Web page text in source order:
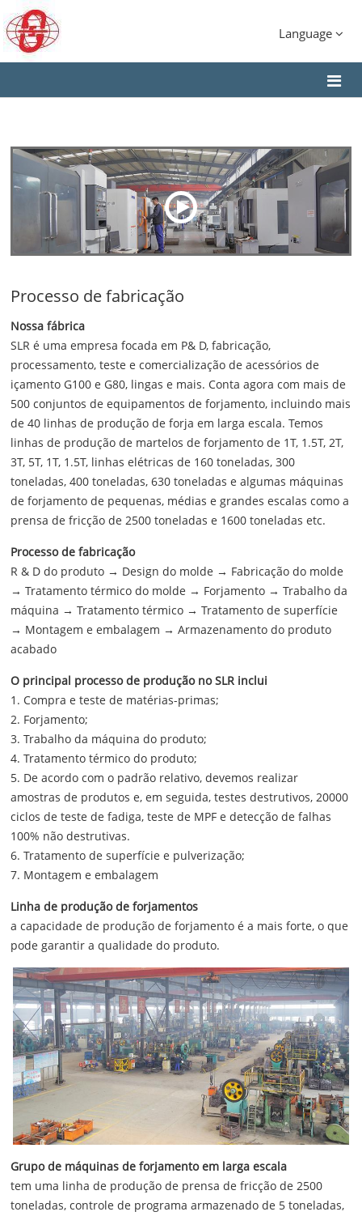
Language
Processo de fabricação
Nossa fábrica
SLR é uma empresa focada em P& D, fabricação,
processamento, teste e comercialização de acessórios de
içamento G100 e G80, lingas e mais. Conta agora com mais de
500 conjuntos de equipamentos de forjamento, incluindo mais
de 40 linhas de produção de forja em larga escala. Temos
linhas de produção de martelos de forjamento de 1T, 1.5T, 2T,
3T, 5T, 1T, 1.5T, linhas elétricas de 160 toneladas, 300
toneladas, 400 toneladas, 630 toneladas e algumas máquinas
de forjamento de pequenas, médias e grandes escalas como a
prensa de fricção de 2500 toneladas e 1600 toneladas etc.
Processo de fabricação
R & D do produto → Design do molde → Fabricação do molde
→ Tratamento térmico do molde → Forjamento → Trabalho da
máquina → Tratamento térmico → Tratamento de superfície
→ Montagem e embalagem → Armazenamento do produto
acabado
O principal processo de produção no SLR inclui
1. Compra e teste de matérias-primas;
2. Forjamento;
3. Trabalho da máquina do produto;
4. Tratamento térmico do produto;
5. De acordo com o padrão relativo, devemos realizar
amostras de produtos e, em seguida, testes destrutivos, 20000
ciclos de teste de fadiga, teste de MPF e detecção de falhas
100% não destrutivas.
6. Tratamento de superfície e pulverização;
7. Montagem e embalagem
Linha de produção de forjamentos
a capacidade de produção de forjamento é a mais forte, o que
pode garantir a qualidade do produto.
Grupo de máquinas de forjamento em larga escala
tem uma linha de produção de prensa de fricção de 2500
toneladas, controle de programa armazenado de 5 toneladas,